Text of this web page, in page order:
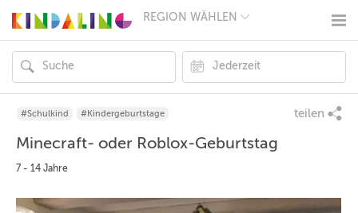
REGION WÄHLEN
MÜNCHEN
HAMBURG
FRANKFURT
KÖLN
ESSEN
NÜRNBERG
#Schulkind #Kindergeburtstage teilen
Minecraft- oder Roblox-Geburtstag
7 - 14 Jahre